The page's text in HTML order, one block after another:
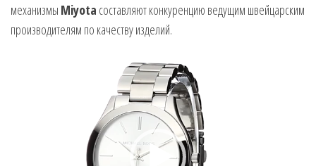
механизмы Miyota составляют конкуренцию ведущим швейцарским
производителям по качеству изделий.